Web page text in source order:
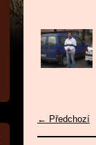
← Předchozí